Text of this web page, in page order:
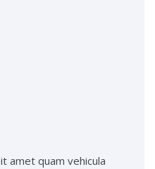
amet quam vehicula